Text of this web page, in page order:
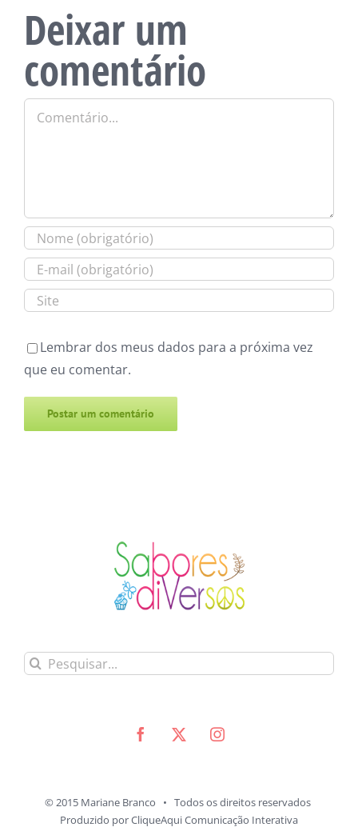
Deixar um
comentário
Comentário
Lembrar dos meus dados para a próxima vez
que eu comentar.
Buscar
© 2015 Mariane Branco • Todos os direitos reservados
Produzido porCliqueAqui Comunicação Interativa